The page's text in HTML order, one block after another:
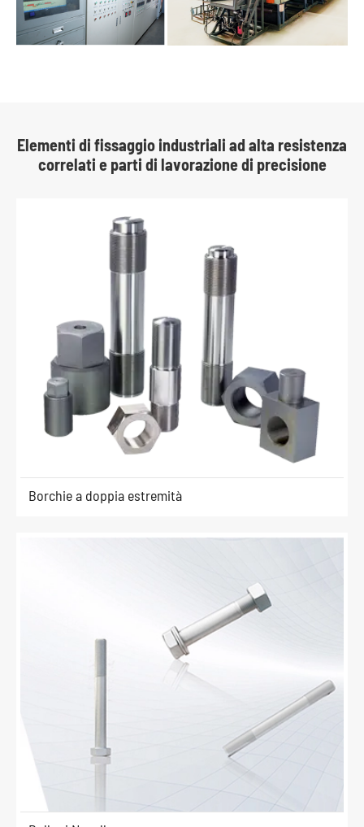
Elementi di fissaggio industriali ad alta resistenza
correlati e parti di lavorazione di precisione
Borchie a doppia estremità